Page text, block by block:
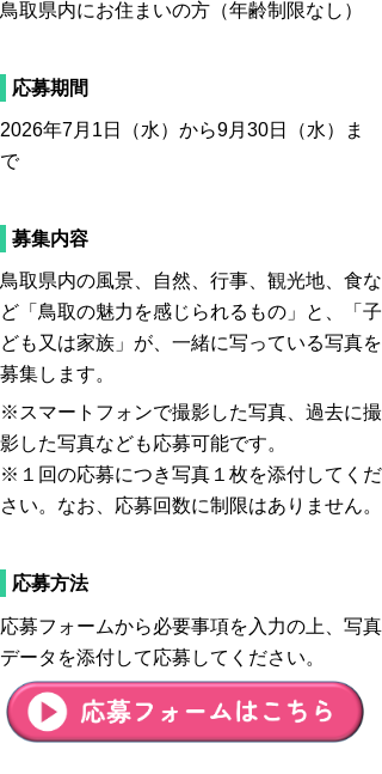
鳥取県内にお住まいの方（年齢制限なし）
応募期間
2026年7月1日（水）から9月30日（水）ま
で
募集内容
鳥取県内の風景、自然、行事、観光地、食な
ど「鳥取の魅力を感じられるもの」と、「子
ども又は家族」が、一緒に写っている写真を
募集します。
※スマートフォンで撮影した写真、過去に撮
影した写真なども応募可能です。
※１回の応募につき写真１枚を添付してくだ
さい。なお、応募回数に制限はありません。
応募方法
応募フォームから必要事項を入力の上、写真
データを添付して応募してください。